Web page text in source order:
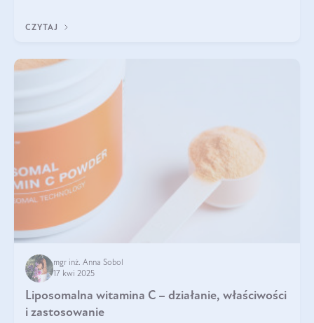
CZYTAJ
mgr inż. Anna Sobol
17 kwi 2025
Liposomalna witamina C – działanie, właściwości
i zastosowanie